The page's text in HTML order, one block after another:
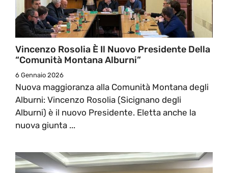
Vincenzo Rosolia È Il Nuovo Presidente Della
“Comunità Montana Alburni”
6 Gennaio 2026
Nuova maggioranza alla Comunità Montana degli
Alburni: Vincenzo Rosolia (Sicignano degli
Alburni) è il nuovo Presidente. Eletta anche la
nuova giunta ...